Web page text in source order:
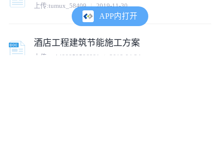
上传:tumux_58409 2019-11-30
酒店工程建筑节能施工方案
上传: co1499852586881 2018-04-24
APP内打开